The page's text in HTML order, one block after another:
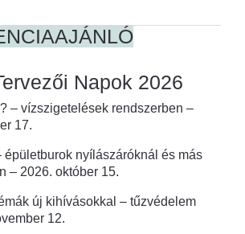
Napok 2026
– vízszigetelések rendszerben –
17.
épületburok nyílászáróknál és más
– 2026. október 15.
új kihívásokkal – tűzvédelem
12.